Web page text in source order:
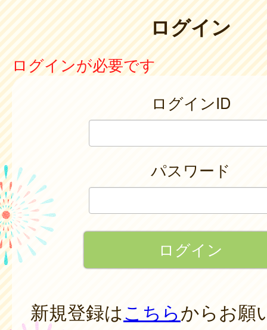
ログイン
ログインが必要です
ログインID
パスワード
新規登録はこちらからお願